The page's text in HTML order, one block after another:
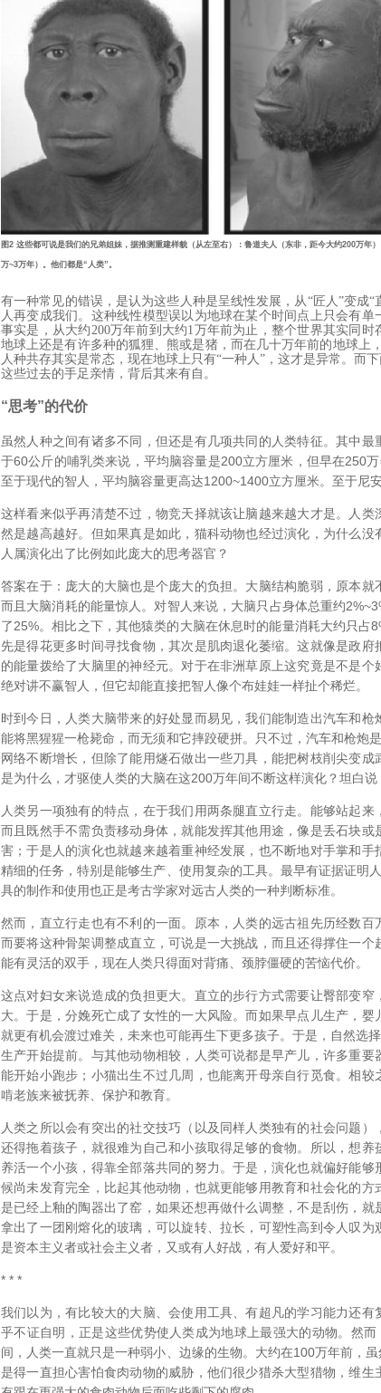
图2 这些都可说是我们的兄弟姐妹，据推测重建样貌（从左至右）：鲁道夫人（东非，距今大约200万年
万~3万年）。他们都是“人类”。
有一种常见的错误，是认为这些人种是呈线性发展，从“匠人”变成
人再变成我们。这种线性模型误以为地球在某个时间点上只会有
事实是，从大约200万年前到大约1万年前为止，整个世界其实同
地球上还是有许多种的狐狸、熊或是猪，而在几十万年前的地球上
人种共存其实是常态，现在地球上只有“一种人”，这才是异常。而
这些过去的手足亲情，背后其来有自。
“思考”的代价
虽然人种之间有诸多不同，但还是有几项共同的人类特征。其中
于60公斤的哺乳类来说，平均脑容量是200立方厘米，但早在250
至于现代的智人，平均脑容量更高达1200~1400立方厘米。至于尼
这样看来似乎再清楚不过，物竞天择就该让脑越来越大才是。人
然是越高越好。但如果真是如此，猫科动物也经过演化，为什么
人属演化出了比例如此庞大的思考器官？
答案在于：庞大的大脑也是个庞大的负担。大脑结构脆弱，原本就
而且大脑消耗的能量惊人。对智人来说，大脑只占身体总重约
了25%。相比之下，其他猿类的大脑在休息时的能量消耗大约只
先是得花更多时间寻找食物，其次是肌肉退化萎缩。这就像是政
的能量拨给了大脑里的神经元。对于在非洲草原上这究竟是不是
绝对讲不赢智人，但它却能直接把智人像个布娃娃一样扯个稀烂。
时到今日，人类大脑带来的好处显而易见，我们能制造出汽车和
能将黑猩猩一枪毙命，而无须和它摔跤硬拼。只不过，汽车和枪炮
网络不断增长，但除了能用燧石做出一些刀具，能把树枝削尖变
是为什么，才驱使人类的大脑在这200万年间不断这样演化？坦白说
人类另一项独有的特点，在于我们用两条腿直立行走。能够站起
而且既然手不需负责移动身体，就能发挥其他用途，像是丢石块
害；于是人的演化也就越来越着重神经发展，也不断地对手掌和
精细的任务，特别是能够生产、使用复杂的工具。最早有证据证明
具的制作和使用也正是考古学家对远古人类的一种判断标准。
然而，直立行走也有不利的一面。原本，人类的远古祖先历经数百
而要将这种骨架调整成直立，可说是一大挑战，而且还得撑住一个
能有灵活的双手，现在人类只得面对背痛、颈脖僵硬的苦恼代价。
这点对妇女来说造成的负担更大。直立的步行方式需要让臀部变
大。于是，分娩死亡成了女性的一大风险。而如果早点儿生产，
就更有机会渡过难关，未来也可能再生下更多孩子。于是，自然选
生产开始提前。与其他动物相较，人类可说都是早产儿，许多重
能开始小跑步；小猫出生不过几周，也能离开母亲自行觅食。相
啃老族来被抚养、保护和教育。
人类之所以会有突出的社交技巧（以及同样人类独有的社会问题
还得拖着孩子，就很难为自己和小孩取得足够的食物。所以，想
养活一个小孩，得靠全部落共同的努力。于是，演化也就偏好能
候尚未发育完全，比起其他动物，也就更能够用教育和社会化的
是已经上釉的陶器出了窑，如果还想再做什么调整，不是刮伤，
拿出了一团刚熔化的玻璃，可以旋转、拉长，可塑性高到令人叹
是资本主义者或社会主义者，又或有人好战，有人爱好和平。
* * *
我们以为，有比较大的大脑、会使用工具、有超凡的学习能力还
乎不证自明，正是这些优势使人类成为地球上最强大的动物。然
间，人类一直就只是一种弱小、边缘的生物。大约在100万年前，
是得一直担心害怕食肉动物的威胁，他们很少猎杀大型猎物，维